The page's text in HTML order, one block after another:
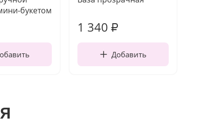
букетом
1 340 ₽
Добавить